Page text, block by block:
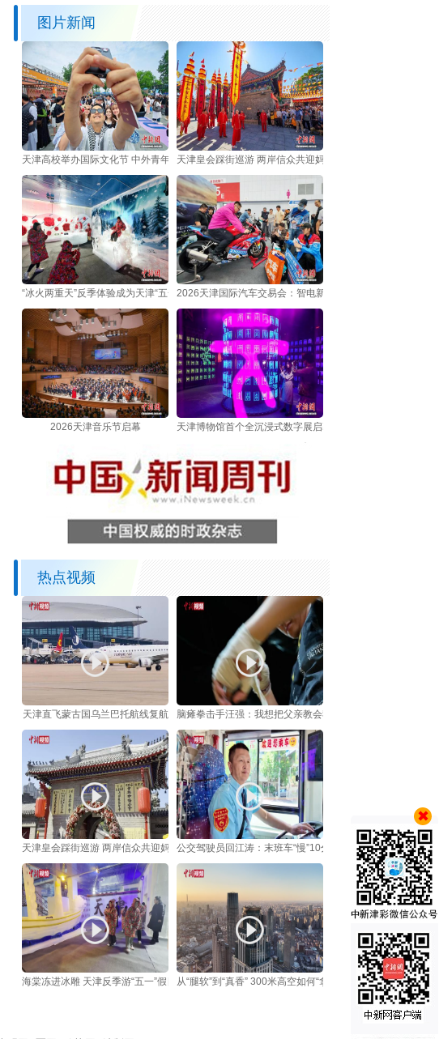
市
图片新闻
天津高校举办国际文化节 中外青年共享多元文化盛宴天津皇会踩街巡游 两岸信众共迎妈祖诞辰
“冰火两重天”反季体验成为天津“五一”假日新亮点2026天津国际汽车交易会：智电新车集中亮相吸引观众
2026天津音乐节启幕 天津博物馆首个全沉浸式数字展启幕 以数字技术解锁甲骨文
热点视频
天津直飞蒙古国乌兰巴托航线复航 脑瘫拳击手汪强：我想把父亲教会我的 教给更多人
天津皇会踩街巡游 两岸信众共迎妈祖诞辰公交驾驶员回江涛：末班车“慢”10分钟，平安“快不得”
海棠冻进冰雕 天津反季游“五一”假日走俏从“腿软”到“真香” 300米高空如何“拿捏”年轻人？